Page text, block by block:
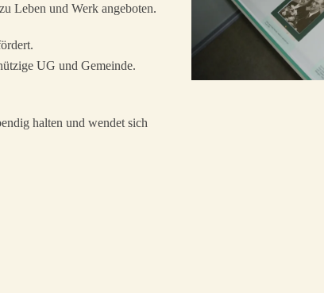
Leben und Werk angeboten.
UG und Gemeinde.
halten und wendet sich